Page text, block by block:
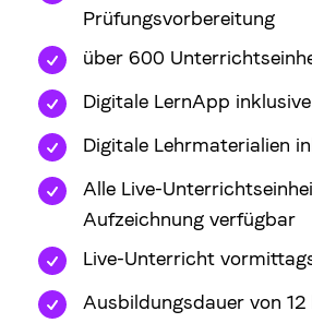
Prüfungsvorbereitung
über 600
Digitale LernApp inklusive
Digitale Lehrmaterialien
Alle Live-
Aufzeichnung verfügbar
Live-Unterricht
Ausbildungsdauer von